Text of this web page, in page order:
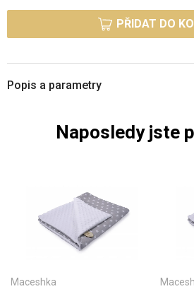
PŘIDAT DO
Popis a parametry
Naposledy jste
Maceshka